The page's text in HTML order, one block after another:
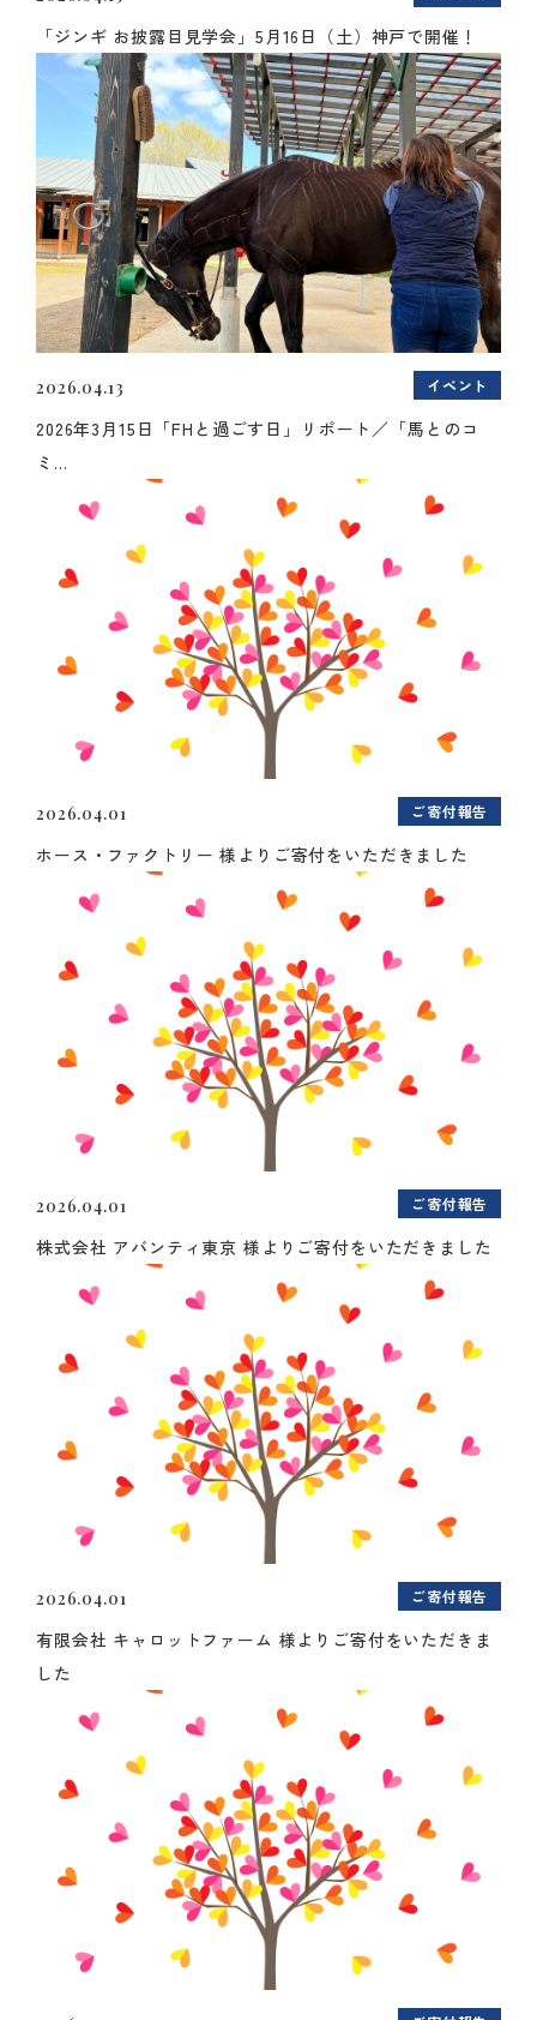
「ジンギ お披露目見学会」5月16日（土）神戸で開催！
2026.04.13 イベント
2026年3月15日「FHと過ごす日」リポート／「馬とのコ
ミ...
2026.04.01 ご寄付報告
ホース・ファクトリー 様よりご寄付をいただきました
2026.04.01 ご寄付報告
株式会社 アバンティ東京 様よりご寄付をいただきました
2026.04.01 ご寄付報告
有限会社 キャロットファーム 様よりご寄付をいただきま
した